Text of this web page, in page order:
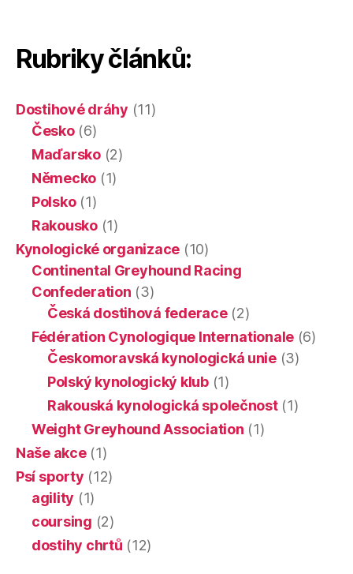
Rubriky článků:
Dostihové dráhy (11)
Česko(6)
Maďarsko(2)
Německo (1)
Polsko(1)
Rakousko(1)
Kynologické organizace (10)
Continental Greyhound Racing
Confederation (3)
Česká dostihová federace(2)
Fédération Cynologique Internationale (6)
Českomoravská kynologická unie(3)
Polský kynologický klub(1)
Rakouská kynologická společnost(1)
Weight Greyhound Association (1)
Naše akce(1)
Psí sporty (12)
agility (1)
coursing (2)
dostihy chrtů (12)